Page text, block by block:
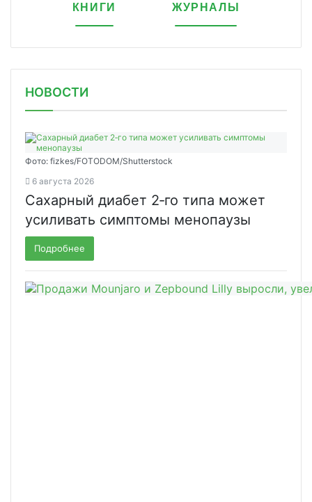
КНИГИ ЖУРНАЛЫ
НОВОСТИ
Фото: fizkes/FOTODOM/Shutterstock
6 августа 2026
Сахарный диабет 2‑го типа может
усиливать симптомы менопаузы
Подробнее